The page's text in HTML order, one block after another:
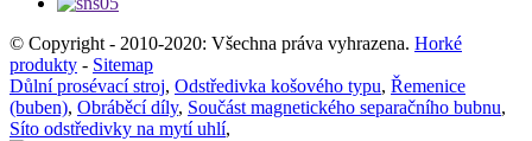
© Copyright - 2010-2020: Všechna práva vyhrazena. Horké
produkty - Sitemap
Důlní prosévací stroj, Odstředivka košového typu, Řemenice
(buben), Obráběcí díly, Součást magnetického separačního bubnu,
Síto odstředivky na mytí uhlí,